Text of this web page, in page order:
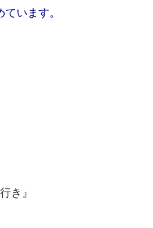
います。
き』